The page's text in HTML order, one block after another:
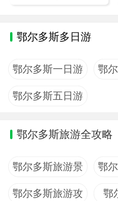
鄂尔多斯多日游
鄂尔多斯一日游 鄂
鄂尔多斯五日游
鄂尔多斯旅游全攻略
鄂尔多斯旅游景
点
鄂
鄂尔多斯旅游攻 鄂